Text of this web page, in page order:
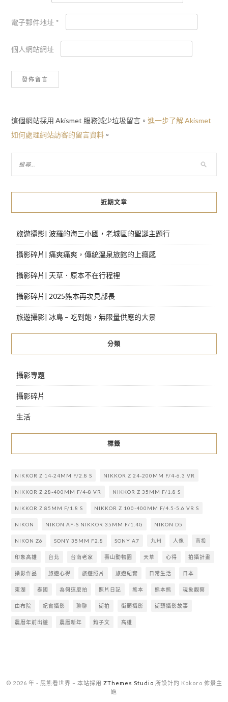
電子郵件地址 *
個人網站網址
這個網站採用 Akismet 服務減少垃圾留言。 進一步了解 Akismet
如何處理網站訪客的留言資料。
近期文章
旅遊攝影| 波羅的海三小國，老城區的聖誕主題行
攝影碎片| 痛爽痛爽，傳統溫泉旅館的上癮感
攝影碎片| 天草．原本不在行程裡
攝影碎片| 2025熊本再次見部長
旅遊攝影| 冰島 – 吃到飽，無限量供應的大景
分類
攝影專題
攝影碎片
生活
標籤
NIKKOR Z 14-24MM F/2.8 S NIKKOR Z 24-200MM F/4-6.3 VR
NIKKOR Z 28-400MM F/4-8 VR NIKKOR Z 35MM F/1.8 S
NIKKOR Z 85MM F/1.8 S NIKKOR Z 100-400MM F/4.5-5.6 VR S
NIKON NIKON AF-S NIKKOR 35MM F/1.4G NIKON D5
NIKON Z6 SONY 35MM F2.8 SONY A7 九州 人像 南投
印象高雄 台北 台南老家 壽山動物園 天草 心得 拍攝計畫
攝影作品 旅遊心得 旅遊照片 旅遊紀實 日常生活 日本
東湖 泰國 為何這麼拍 照片日記 熊本 熊本熊 現象觀察
由布院 紀實攝影 聊聊 街拍 街頭攝影 街頭攝影故事
農曆年前出遊 農曆新年 鉤子文 高雄
© 2026 年 - 屁熊看世界 – 本站採用 ZThemes Studio 所設計的 Kokoro 佈景主
題